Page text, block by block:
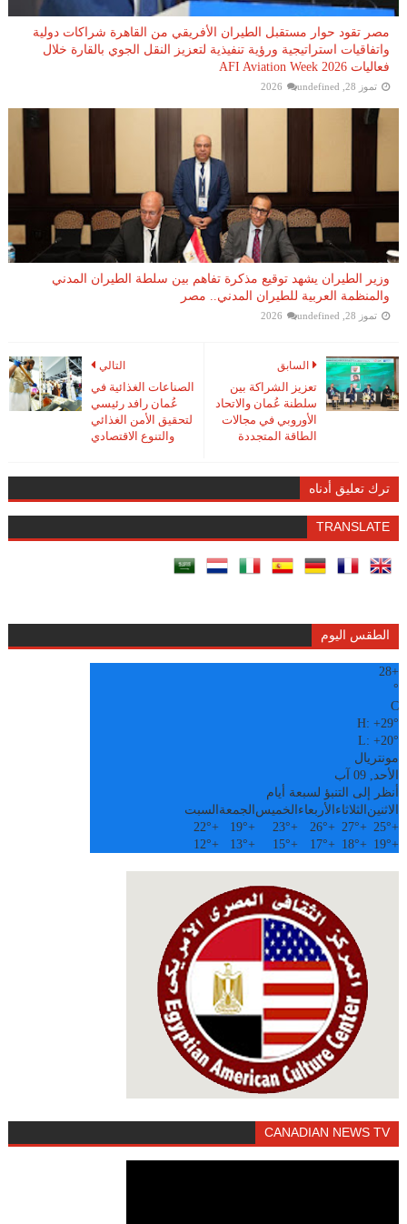
مصر تقود حوار مستقبل الطيران الأفريقي من القاهرة شراكات دولية
واتفاقيات استراتيجية ورؤية تنفيذية لتعزيز النقل الجوي بالقارة خلال
فعاليات AFI Aviation Week 2026
تموز 28, 2026 undefined
وزير الطيران يشهد توقيع مذكرة تفاهم بين سلطة الطيران المدني
والمنظمة العربية للطيران المدني.. مصر
تموز 28, 2026 undefined
التالي
الصناعات الغذائية في
عُمان رافد رئيسي
لتحقيق الأمن الغذائي
والتنوع الاقتصادي
السابق
تعزيز الشراكة بين
سلطنة عُمان والاتحاد
الأوروبي في مجالات
الطاقة المتجددة
ترك تعليق أدناه
TRANSLATE
الطقس اليوم
+
28
°
C
H:+29°
L:+20°
مونتريال
الأحد, 09 آب
أنظر إلى التنبؤ لسبعة أيام
الاثنين الثلاثاء الأربعاء الخميس الجمعة السبت
+
25°
+
27°
+
26°
+
23°
+
19°
+
22°
+
19°
+
18°
+
17°
+
15°
+
13°
+
12°
CANADIAN NEWS TV